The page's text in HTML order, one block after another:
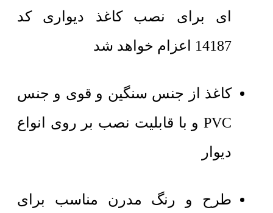
ای برای نصب کاغذ دیواری کد
14187 اعزام خواهد شد
کاغذ از جنس سنگین و قوی و جنس
PVC و با قابلیت نصب بر روی انواع
دیوار
طرح و رنگ مدرن مناسب برای